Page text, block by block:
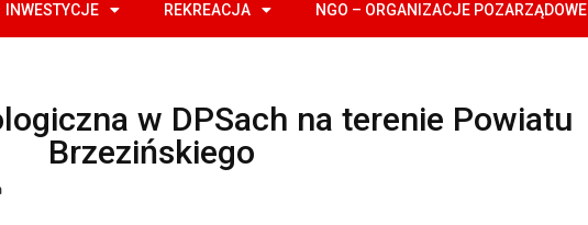
INWESTYCJE REKREACJA NGO – ORGANIZACJE POZARZĄDOWE
w DPSach na terenie Powiatu
Brzezińskiego